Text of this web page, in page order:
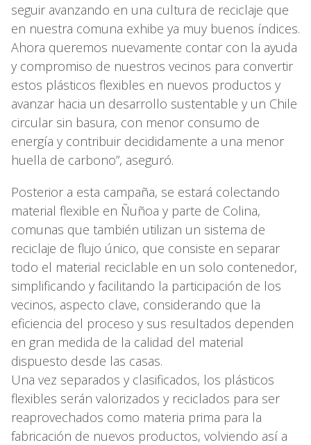
seguir avanzando en una cultura de reciclaje que
en nuestra comuna exhibe ya muy buenos índices.
Ahora queremos nuevamente contar con la ayuda
y compromiso de nuestros vecinos para convertir
estos plásticos flexibles en nuevos productos y
avanzar hacia un desarrollo sustentable y un Chile
circular sin basura, con menor consumo de
energía y contribuir decididamente a una menor
huella de carbono”, aseguró.
Posterior a esta campaña, se estará colectando
material flexible en Ñuñoa y parte de Colina,
comunas que también utilizan un sistema de
reciclaje de flujo único, que consiste en separar
todo el material reciclable en un solo contenedor,
simplificando y facilitando la participación de los
vecinos, aspecto clave, considerando que la
eficiencia del proceso y sus resultados dependen
en gran medida de la calidad del material
dispuesto desde las casas.
Una vez separados y clasificados, los plásticos
flexibles serán valorizados y reciclados para ser
reaprovechados como materia prima para la
fabricación de nuevos productos, volviendo así a